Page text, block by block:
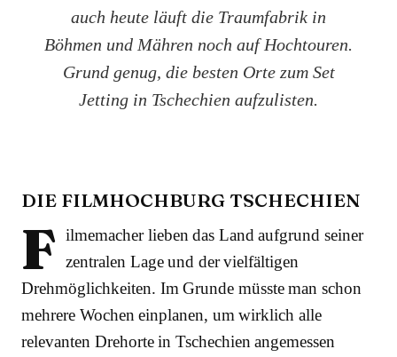
auch heute läuft die Traumfabrik in
Böhmen und Mähren noch auf Hochtouren.
Grund genug, die besten Orte zum Set
Jetting in Tschechien aufzulisten.
DIE FILMHOCHBURG TSCHECHIEN
F ilmemacher lieben das Land aufgrund seiner
zentralen Lage und der vielfältigen
Drehmöglichkeiten. Im Grunde müsste man schon
mehrere Wochen einplanen, um wirklich alle
relevanten Drehorte in Tschechien angemessen